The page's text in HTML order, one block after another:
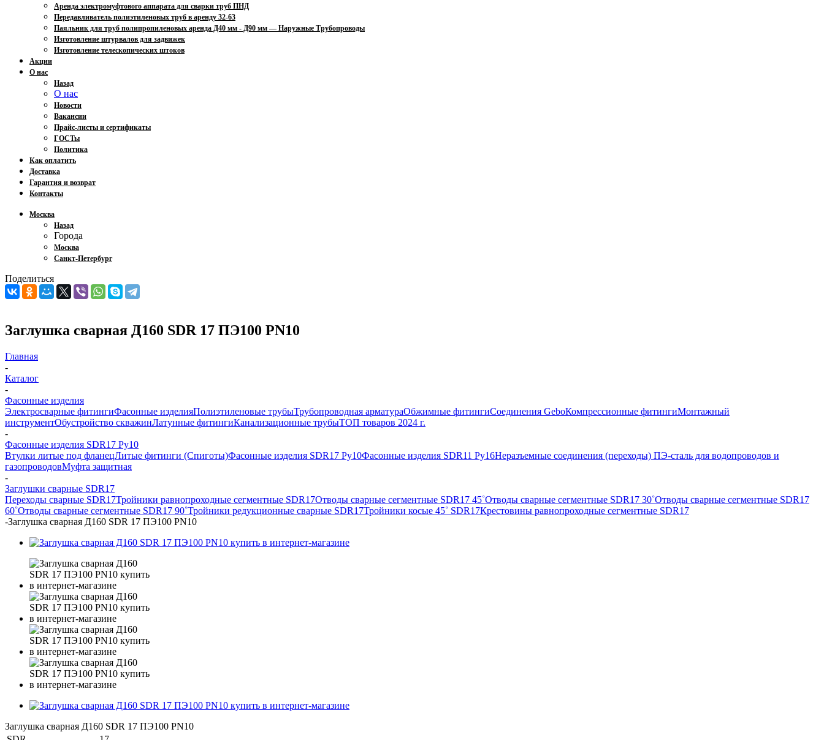
Аренда электромуфтового аппарата для сварки труб ПНД
Передавливатель полиэтиленовых труб в аренду 32-63
Паяльник для труб полипропиленовых аренда Д40 мм - Д90 мм — Наружные Трубопроводы
Изготовление штурвалов для задвижек
Изготовление телескопических штоков
Акции
О нас
Назад
О нас
Новости
Вакансии
Прайс-листы и сертификаты
ГОСТы
Политика
Как оплатить
Доставка
Гарантия и возврат
Контакты
Москва
Назад
Города
Москва
Санкт-Петербург
Поделиться
Заглушка сварная Д160 SDR 17 ПЭ100 PN10
Главная
-
Каталог
-
Фасонные изделия
Электросварные фитингиФасонные изделияПолиэтиленовые трубыТрубопроводная арматураОбжимные фитингиСоединения GeboКомпрессионные фитингиМонтажный
инструментОбустройство скважинЛатунные фитингиКанализационные трубыТОП товаров 2024 г.
-
Фасонные изделия SDR17 Ру10
Втулки литые под фланецЛитые фитинги (Спиготы)Фасонные изделия SDR17 Ру10Фасонные изделия SDR11 Ру16Неразъемные соединения (переходы) ПЭ-сталь для водопроводов и
газопроводовМуфта защитная
-
Заглушки сварные SDR17
Переходы сварные SDR17Тройники равнопроходные сегментные SDR17Отводы сварные сегментные SDR17 45˚Отводы сварные сегментные SDR17 30˚Отводы сварные сегментные SDR17
60˚Отводы сварные сегментные SDR17 90˚Тройники редукционные сварные SDR17Тройники косые 45˚ SDR17Крестовины равнопроходные сегментные SDR17
-Заглушка сварная Д160 SDR 17 ПЭ100 PN10
Заглушка сварная Д160 SDR 17 ПЭ100 PN10